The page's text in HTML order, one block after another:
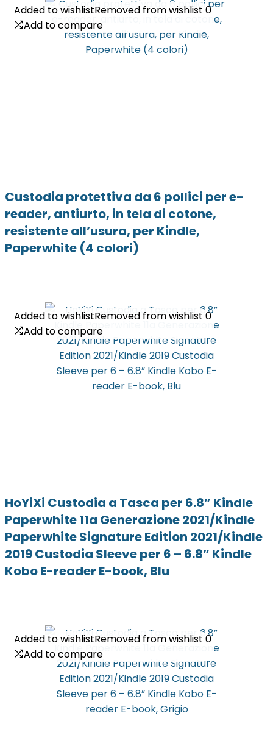
Added to wishlistRemoved from wishlist 0
Add to compare
Custodia protettiva da 6 pollici per e-
reader, antiurto, in tela di cotone,
resistente all’usura, per Kindle,
Paperwhite (4 colori)
Added to wishlistRemoved from wishlist 0
Add to compare
Added to wishlistRemoved from wishlist 0
Add to compare
HoYiXi Custodia a Tasca per 6.8” Kindle
Paperwhite 11a Generazione 2021/Kindle
Paperwhite Signature Edition 2021/Kindle
2019 Custodia Sleeve per 6 – 6.8” Kindle
Kobo E-reader E-book, Blu
Added to wishlistRemoved from wishlist 0
Add to compare
Added to wishlistRemoved from wishlist 0
Add to compare
Added to wishlistRemoved from wishlist 0
Add to compare